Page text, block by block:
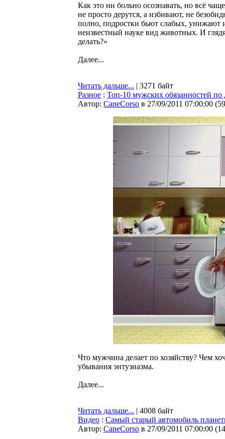
Как это ни больно осознавать, но всё
не просто дерутся, а избивают, не
полно, подростки бьют слабых, унижают
неизвестный науке вид животных. И
делать?»
Далее...
Читать дальше... | 3271 байт
Разное : Топ-10 мужских обязанностей по
Автор: CaneCorso в 27/09/2011 07:00:00 (
Что мужчина делает по хозяйству? Чем
убывания энтузиазма.
Далее...
Читать дальше... | 4008 байт
Видео : Самый старый автомобиль
Автор: CaneCorso в 27/09/2011 07:00:00 (